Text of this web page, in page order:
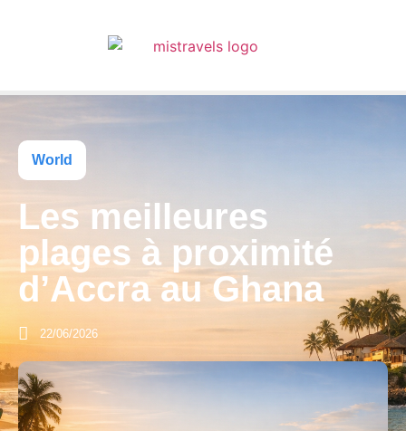
World
Les meilleures
plages à proximité
d’Accra au Ghana
22/06/2026